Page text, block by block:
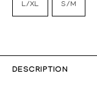
L/XL S/M
DESCRIPTION